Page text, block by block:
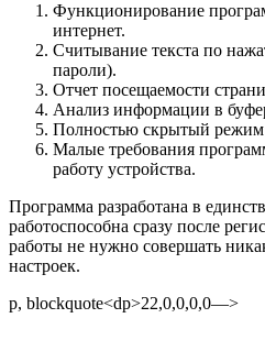
Функционирование
интернет.
Считывание текста по
пароли).
Отчет посещаемости
Анализ информации в
Полностью скрытый режим
Малые требования
работу устройства.
Программа разработана в
работоспособна сразу после
работы не нужно совершать
настроек.
p, blockquote<dp>22,0,0,0,0—>